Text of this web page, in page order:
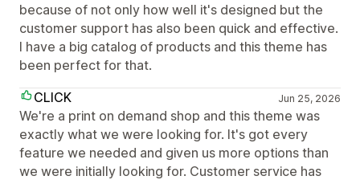
because of not only how well it's designed but the
customer support has also been quick and effective.
I have a big catalog of products and this theme has
been perfect for that.
CLICK
Jun 25, 2026
We're a print on demand shop and this theme was
exactly what we were looking for. It's got every
feature we needed and given us more options than
we were initially looking for. Customer service has